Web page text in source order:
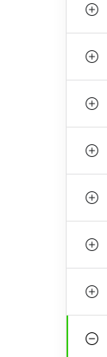
r
n
n
p
e
o
i